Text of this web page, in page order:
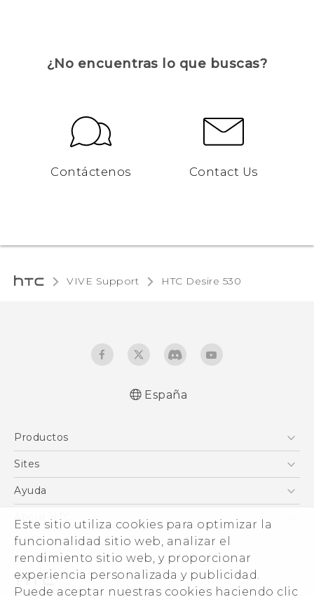
Este sitio utiliza cookies para optimizar la
funcionalidad sitio web, analizar el
rendimiento sitio web, y proporcionar
experiencia personalizada y publicidad.
Puede aceptar nuestras cookies haciendo clic
¿No encuentras lo que buscas?
Contáctenos Contact Us
VIVE Support HTC Desire 530‎
seguridad
English - Safety and regulatory guide
España
Productos
Smartphones
VIVE
Accesorios
Sites
HTC Vive
Inicio
Ayuda
eCommerce Support
About HTC
ESG
Información corporativa
Inversores (inglés)